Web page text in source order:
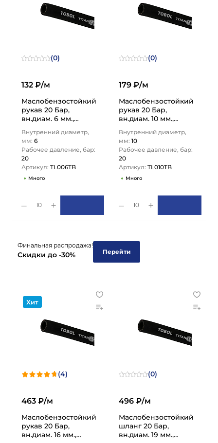
(0)
132 ₽/м
Маслобензостойкий
рукав 20 Бар,
вн.диам. 6 мм.,
Внутренний диаметр,
мм: 6
Рабочее давление, бар:
20
Артикул: TL006TB
Много
10
(0)
179 ₽/м
Маслобензостойкий
рукав 20 Бар,
вн.диам. 10 мм.,
Внутренний диаметр,
мм: 10
Рабочее давление, бар:
20
Артикул: TL010TB
Много
10
Финальная распродажа!
Скидки до -30% Перейти
Хит
(4)
463 ₽/м
Маслобензостойкий
рукав 20 Бар,
вн.диам. 16 мм.,
(0)
496 ₽/м
Маслобензостойкий
шланг 20 Бар,
вн.диам. 19 мм.,